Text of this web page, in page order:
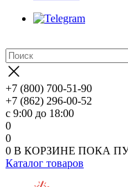
+7 (800) 700-51-90
+7 (862) 296-00-52
с 9:00 до 18:00
0
0
0 В КОРЗИНЕ ПОКА
Каталог товаров